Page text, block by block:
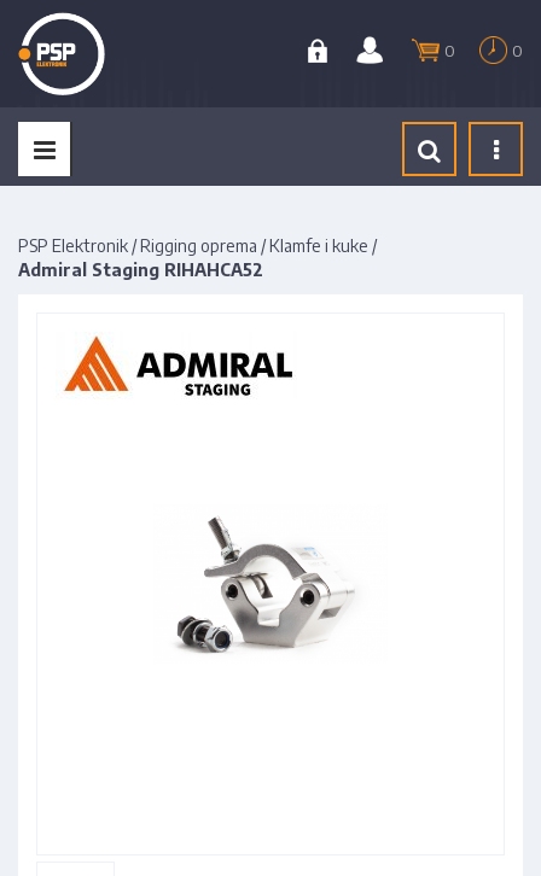
0 0
PSP Elektronik /Rigging oprema /Klamfe i kuke /
Admiral Staging RIHAHCA52